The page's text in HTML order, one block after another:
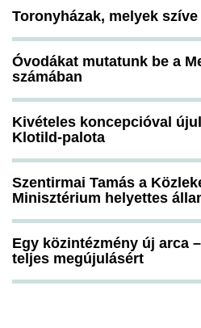
Toronyházak, melyek
Óvodákat mutatunk be a
számában
Kivételes koncepcióval
Klotild-palota
Szentirmai Tamás a
Minisztérium helyettes
Egy közintézmény új arca
teljes megújulásért